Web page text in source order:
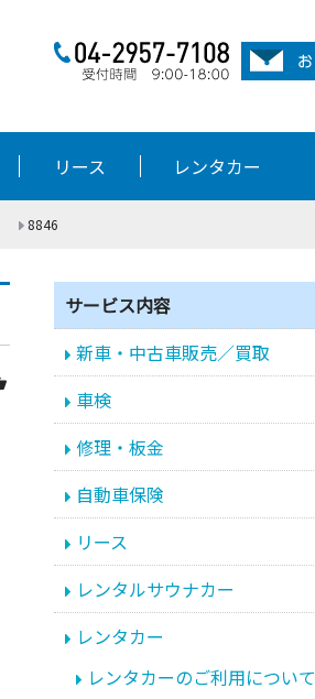
リース レンタカー
8846
サービス内容
新車・中古車販売／買取
車検
修理・板金
自動車保険
リース
レンタルサウナカー
レンタカー
レンタカーのご利用について